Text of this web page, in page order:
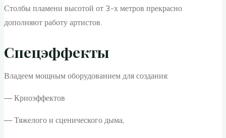
Столбы пламени высотой от 3-х метров прекрасно
дополняют работу артистов.
Спецэффекты
Владеем мощным оборудованием для создания:
— Криоэффектов
— Тяжелого и сценического дыма,